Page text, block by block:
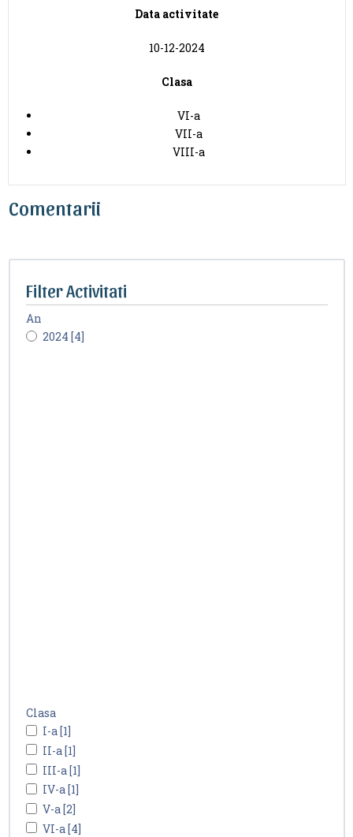
Data activitate
10-12-2024
Clasa
VI-a
VII-a
VIII-a
Comentarii
Filter Activitati
An
2024 [4]
Clasa
I-a [1]
II-a [1]
III-a [1]
IV-a [1]
V-a [2]
VI-a [4]